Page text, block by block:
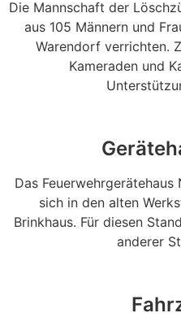
Die Mannschaft der
aus 105 Männern und
Warendorf verrichten.
Kameraden und
Das
sich in den alten
Brinkhaus. Für diesen
anderer